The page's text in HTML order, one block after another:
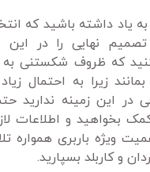
به یاد داشته باشید که
نهایی را در این
که ظروف شکستنی به
زیرا به احتمال
در این زمینه ندارید
بخواهید و اطلاعات
ویژه باربری همواره
و کاربلد بسپارید.